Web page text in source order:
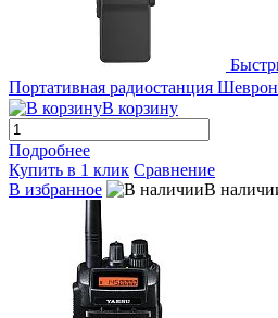
Портативная радиостанция
В корзину
Подробнее
Купить в 1 клик Сравнение
В избранное
В